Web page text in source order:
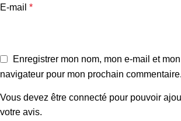
E-mail *
Enregistrer mon nom, mon e-mail et
navigateur pour mon prochain commentaire.
Vous devez être connecté pour pouvoir
votre avis.